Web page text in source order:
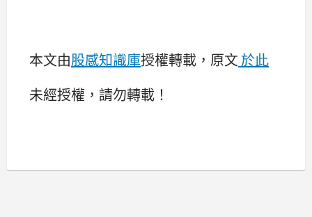
本文由股感知識庫授權轉載，原文 於此
未經授權，請勿轉載！